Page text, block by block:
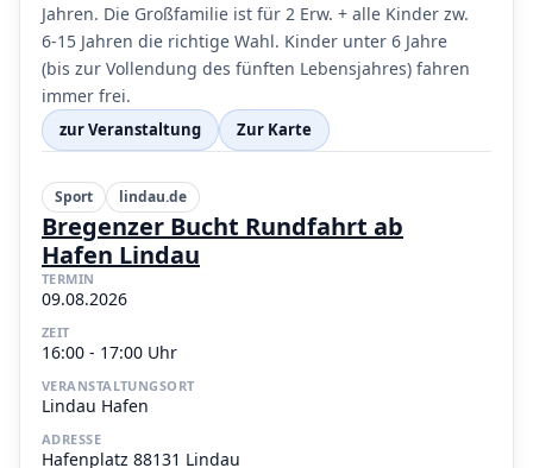
Jahren. Die Großfamilie ist für 2 Erw. + alle Kinder zw.
6-15 Jahren die richtige Wahl. Kinder unter 6 Jahre
(bis zur Vollendung des fünften Lebensjahres) fahren
immer frei.
zur Veranstaltung Zur Karte
Sport lindau.de
Bregenzer Bucht Rundfahrt ab
Hafen Lindau
TERMIN
09.08.2026
ZEIT
16:00 - 17:00 Uhr
VERANSTALTUNGSORT
Lindau Hafen
ADRESSE
Hafenplatz 88131 Lindau